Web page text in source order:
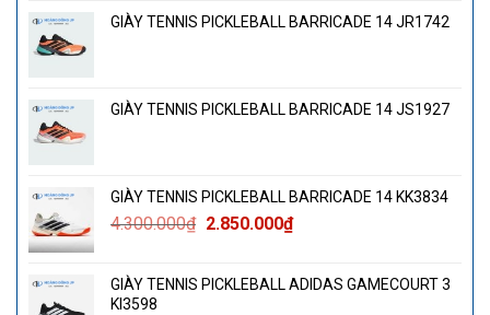
GIÀY TENNIS PICKLEBALL BARRICADE 14 JR1742
GIÀY TENNIS PICKLEBALL BARRICADE 14 JS1927
GIÀY TENNIS PICKLEBALL BARRICADE 14 KK3834
4.300.000₫ Giá
4.300.000₫.
2.850.000₫Giá
là:
GIÀY TENNIS PICKLEBALL ADIDAS GAMECOURT 3
KI3598